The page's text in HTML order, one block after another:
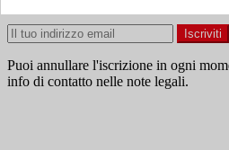
Puoi annullare l'iscrizione in ogni
info di contatto nelle note legali.